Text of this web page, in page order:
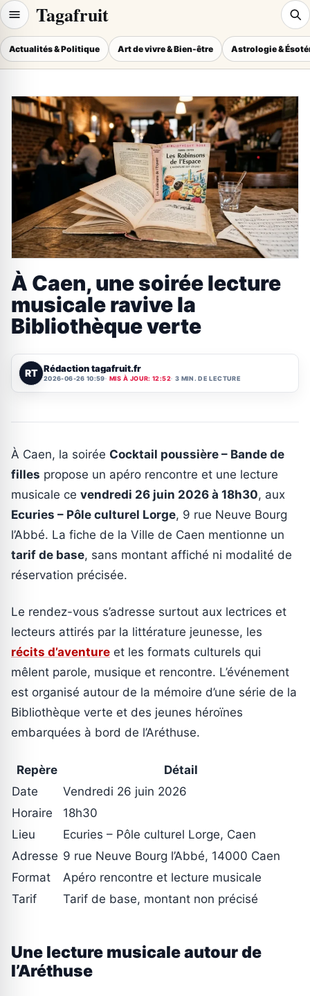
Tagafruit
Actualités & Politique Art de vivre & Bien-être Astrologie &
À Caen, une soirée lecture
musicale ravive la
Bibliothèque verte
RT Rédaction tagafruit.fr
2026-06-26 10:59 MIS À JOUR: 12:52 3 MIN. DE LECTURE
À Caen, la soirée Cocktail poussière – Bande de
filles propose un apéro rencontre et une lecture
musicale ce vendredi 26 juin 2026 à 18h30, aux
Ecuries – Pôle culturel Lorge, 9 rue Neuve Bourg
l’Abbé. La fiche de la Ville de Caen mentionne un
tarif de base, sans montant affiché ni modalité de
réservation précisée.
Le rendez-vous s’adresse surtout aux lectrices et
lecteurs attirés par la littérature jeunesse, les
récits d’aventure et les formats culturels qui
mêlent parole, musique et rencontre. L’événement
est organisé autour de la mémoire d’une série de la
Bibliothèque verte et des jeunes héroïnes
embarquées à bord de l’Aréthuse.
Repère
Détail
Date
Vendredi 26 juin 2026
Horaire
18h30
Lieu
Ecuries – Pôle culturel Lorge, Caen
Adresse 9 rue Neuve Bourg l’Abbé, 14000 Caen
Format
Apéro rencontre et lecture musicale
Tarif
Tarif de base, montant non précisé
Une lecture musicale autour de
l’Aréthuse